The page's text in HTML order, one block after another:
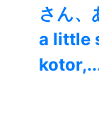
さん、
a little